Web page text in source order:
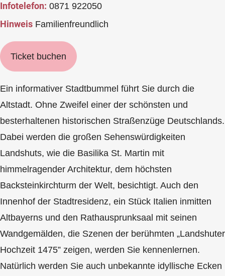
Infotelefon: 0871 922050
Hinweis Familienfreundlich
Ticket buchen
Ein informativer Stadtbummel führt Sie durch die
Altstadt. Ohne Zweifel einer der schönsten und
besterhaltenen historischen Straßenzüge Deutschlands.
Dabei werden die großen Sehenswürdigkeiten
Landshuts, wie die Basilika St. Martin mit
himmelragender Architektur, dem höchsten
Backsteinkirchturm der Welt, besichtigt. Auch den
Innenhof der Stadtresidenz, ein Stück Italien inmitten
Altbayerns und den Rathausprunksaal mit seinen
Wandgemälden, die Szenen der berühmten „Landshuter
Hochzeit 1475” zeigen, werden Sie kennenlernen.
Natürlich werden Sie auch unbekannte idyllische Ecken